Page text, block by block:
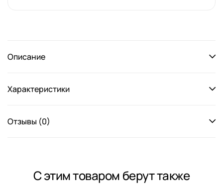
Описание
Характеристики
Отзывы (0)
С этим товаром берут также